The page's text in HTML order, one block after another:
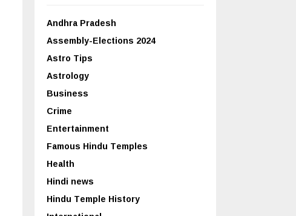
Andhra Pradesh
Assembly-Elections 2024
Astro Tips
Astrology
Business
Crime
Entertainment
Famous Hindu Temples
Health
Hindi news
Hindu Temple History